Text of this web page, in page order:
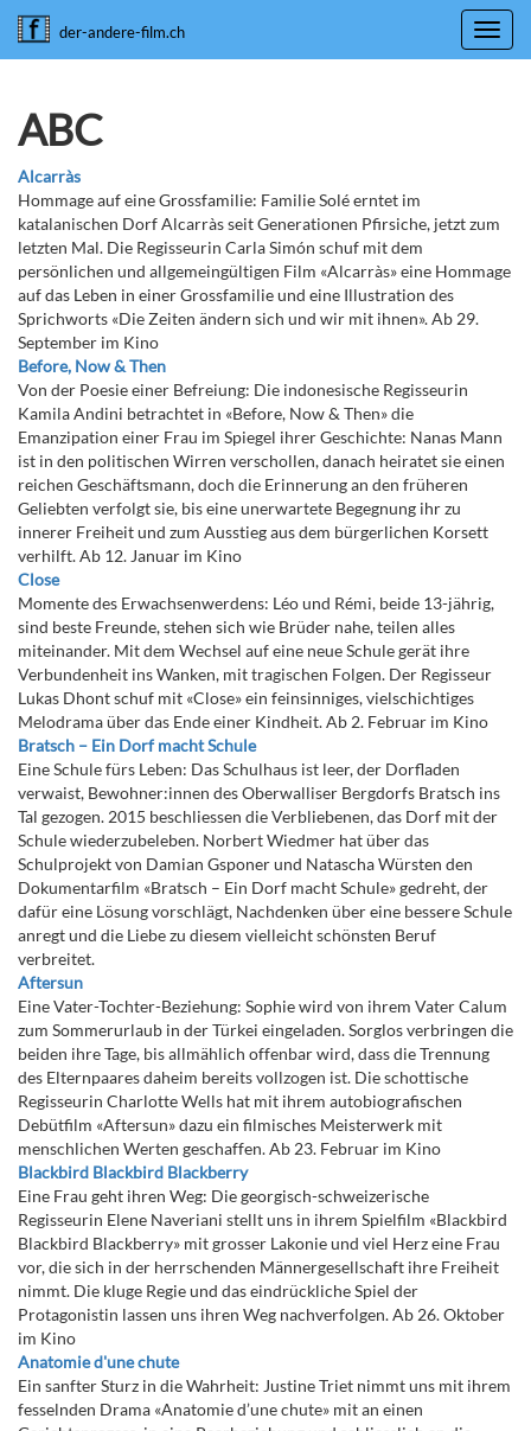
der-andere-film.ch
ABC
Alcarràs
Hommage auf eine Grossfamilie: Familie Solé erntet im
katalanischen Dorf Alcarràs seit Generationen Pfirsiche, jetzt zum
letzten Mal. Die Regisseurin Carla Simón schuf mit dem
persönlichen und allgemeingültigen Film «Alcarràs» eine Hommage
auf das Leben in einer Grossfamilie und eine Illustration des
Sprichworts «Die Zeiten ändern sich und wir mit ihnen». Ab 29.
September im Kino
Before, Now & Then
Von der Poesie einer Befreiung: Die indonesische Regisseurin
Kamila Andini betrachtet in «Before, Now & Then» die
Emanzipation einer Frau im Spiegel ihrer Geschichte: Nanas Mann
ist in den politischen Wirren verschollen, danach heiratet sie einen
reichen Geschäftsmann, doch die Erinnerung an den früheren
Geliebten verfolgt sie, bis eine unerwartete Begegnung ihr zu
innerer Freiheit und zum Ausstieg aus dem bürgerlichen Korsett
verhilft. Ab 12. Januar im Kino
Close
Momente des Erwachsenwerdens: Léo und Rémi, beide 13-jährig,
sind beste Freunde, stehen sich wie Brüder nahe, teilen alles
miteinander. Mit dem Wechsel auf eine neue Schule gerät ihre
Verbundenheit ins Wanken, mit tragischen Folgen. Der Regisseur
Lukas Dhont schuf mit «Close» ein feinsinniges, vielschichtiges
Melodrama über das Ende einer Kindheit. Ab 2. Februar im Kino
Bratsch – Ein Dorf macht Schule
Eine Schule fürs Leben: Das Schulhaus ist leer, der Dorfladen
verwaist, Bewohner:innen des Oberwalliser Bergdorfs Bratsch ins
Tal gezogen. 2015 beschliessen die Verbliebenen, das Dorf mit der
Schule wiederzubeleben. Norbert Wiedmer hat über das
Schulprojekt von Damian Gsponer und Natascha Würsten den
Dokumentarfilm «Bratsch – Ein Dorf macht Schule» gedreht, der
dafür eine Lösung vorschlägt, Nachdenken über eine bessere Schule
anregt und die Liebe zu diesem vielleicht schönsten Beruf
verbreitet.
Aftersun
Eine Vater-Tochter-Beziehung: Sophie wird von ihrem Vater Calum
zum Sommerurlaub in der Türkei eingeladen. Sorglos verbringen die
beiden ihre Tage, bis allmählich offenbar wird, dass die Trennung
des Elternpaares daheim bereits vollzogen ist. Die schottische
Regisseurin Charlotte Wells hat mit ihrem autobiografischen
Debütfilm «Aftersun» dazu ein filmisches Meisterwerk mit
menschlichen Werten geschaffen. Ab 23. Februar im Kino
Blackbird Blackbird Blackberry
Eine Frau geht ihren Weg: Die georgisch-schweizerische
Regisseurin Elene Naveriani stellt uns in ihrem Spielfilm «Blackbird
Blackbird Blackberry» mit grosser Lakonie und viel Herz eine Frau
vor, die sich in der herrschenden Männergesellschaft ihre Freiheit
nimmt. Die kluge Regie und das eindrückliche Spiel der
Protagonistin lassen uns ihren Weg nachverfolgen. Ab 26. Oktober
im Kino
Anatomie d'une chute
Ein sanfter Sturz in die Wahrheit: Justine Triet nimmt uns mit ihrem
fesselnden Drama «Anatomie d’une chute» mit an einen